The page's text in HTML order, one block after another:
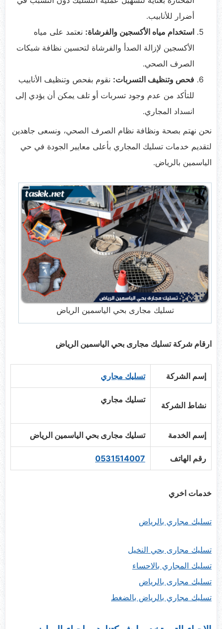
أضرار للأنابيب.
استخدام مياه الأكسجين والفرشاة: نعتمد على مياه
الأكسجين لإزالة الصدأ والفرشاة لتحسين نظافة شبكات
الصرف الصحي.
فحص وتنظيف التسربات: نقوم بفحص وتنظيف الأنابيب
للتأكد من عدم وجود تسربات أو تلف يمكن أن يؤدي إلى
انسداد المجاري.
نحن نهتم بصحة ونظافة نظام الصرف الصحي، ونسعى جاهدين
لتقديم خدمات تسليك المجاري بأعلى معايير الجودة في حي
الياسمين بالرياض.
تسليك مجارى بحي الياسمين الرياض
ارقام شركة تسليك مجارى بحي الياسمين الرياض
إسم الشركة تسليك مجاري
نشاط الشركة
تسليك مجاري
إسم الخدمة تسليك مجارى بحي الياسمين الرياض
رقم الهاتف 0531514007
خدمات اخري
تسليك مجاري بالرياض
تسليك مجارى بحي النخيل
تسليك المجاري بالاحساء
تسليك مجارى بالرياض
تسليك مجاري بالرياض بالضغط